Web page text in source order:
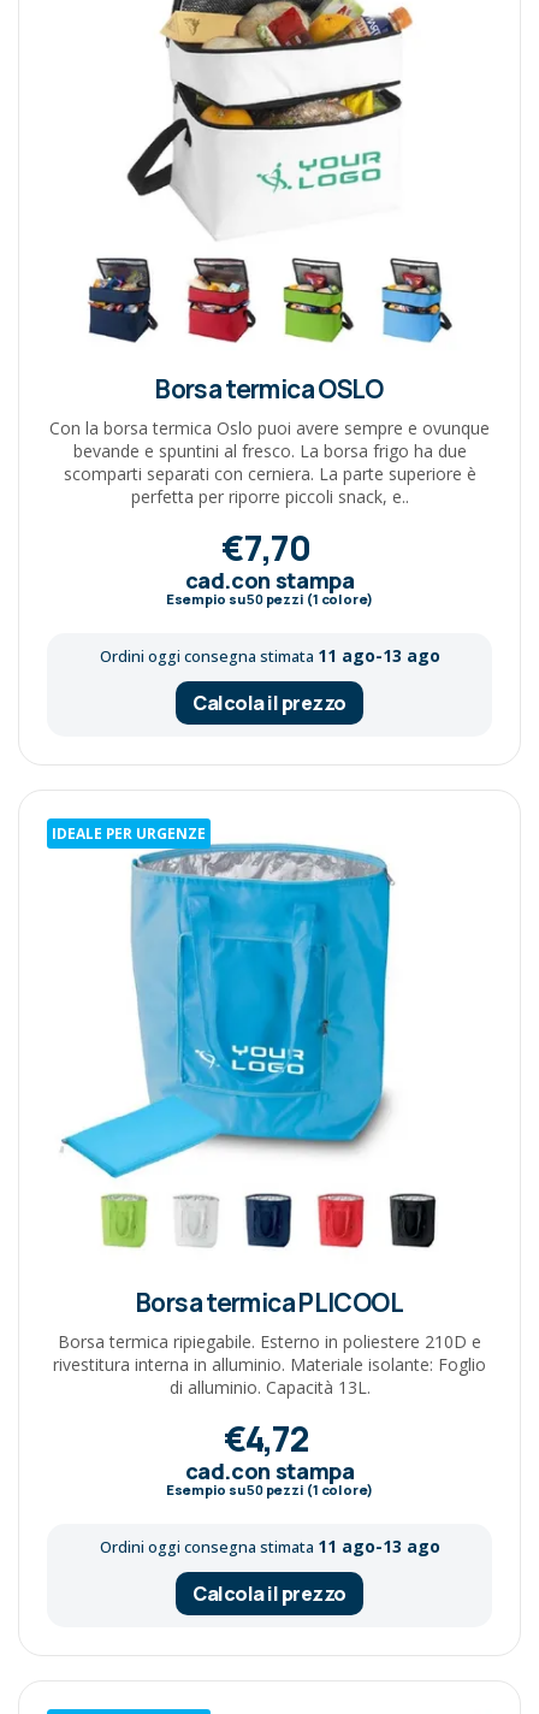
Borsa termica OSLO
Con la borsa termica Oslo puoi avere sempre e ovunque
bevande e spuntini al fresco. La borsa frigo ha due
scomparti separati con cerniera. La parte superiore è
perfetta per riporre piccoli snack, e..
€7,70
cad.con stampa
Esempio su50pezzi (1 colore)
Ordini oggi consegna stimata 11 ago-13 ago
Calcola il prezzo
IDEALE PER URGENZE
Borsa termica PLICOOL
Borsa termica ripiegabile. Esterno in poliestere 210D e
rivestitura interna in alluminio. Materiale isolante: Foglio
di alluminio. Capacità 13L.
€4,72
cad.con stampa
Esempio su50pezzi (1 colore)
Ordini oggi consegna stimata 11 ago-13 ago
Calcola il prezzo